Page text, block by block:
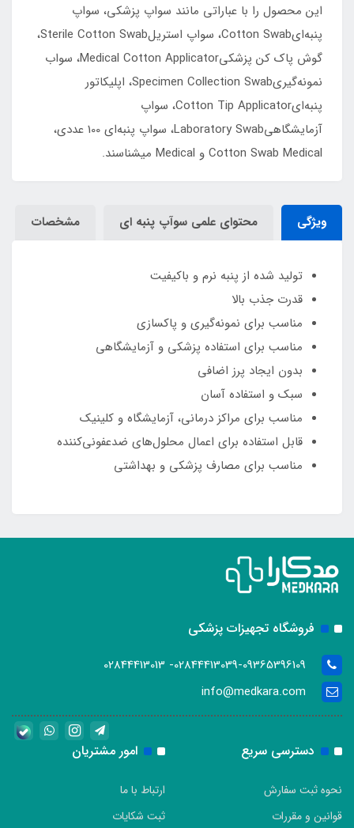
این محصول را با عباراتی مانند سواپ پزشکی، سواپ
پنبه‌ایCotton Swab، سواپ استریلSterile Cotton Swab،
گوش پاک کن پزشکیMedical Cotton Applicator، سواب
نمونه‌گیریSpecimen Collection Swab، اپلیکاتور
پنبه‌ایCotton Tip Applicator، سواپ
آزمایشگاهیLaboratory Swab، سواپ پنبه‌ای 100 عددی،
Cotton Swab Medical و Medical میشناسند.
ویژگی محتوای علمی سوآپ پنبه ای مشخصات
تولید شده از پنبه نرم و باکیفیت
قدرت جذب بالا
مناسب برای نمونه‌گیری و پاکسازی
مناسب برای استفاده پزشکی و آزمایشگاهی
بدون ایجاد پرز اضافی
سبک و استفاده آسان
مناسب برای مراکز درمانی، آزمایشگاه و کلینیک
قابل استفاده برای اعمال محلول‌های ضدعفونی‌کننده
مناسب برای مصارف پزشکی و بهداشتی
فروشگاه تجهیزات پزشکی
02844413039-09365396109- 02844413013
info@medkara.com
دسترسی سریع
نحوه ثبت سفارش
قوانین و مقررات
امور مشتریان
ارتباط با ما
ثبت شکایات